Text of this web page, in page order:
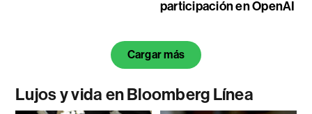
participación en OpenAI
Cargar más
Lujos y vida en Bloomberg Línea